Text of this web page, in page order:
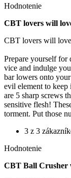
Hodnotenie
CBT lovers will
CBT lovers will
Prepare yourself for
vice and indulge
bar lowers onto
evil element to
are 5 sharp screws
sensitive flesh!
torment. Put those
3 z 3
Hodnotenie
CBT Ball Crusher